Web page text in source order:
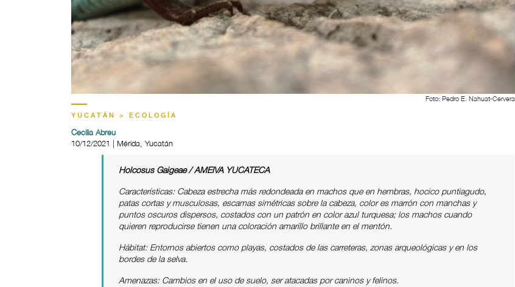
Foto: Pedro E. Nahuat-Cervera
YUCATÁN > ECOLOGÍA
Cecilia Abreu
10/12/2021 | Mérida, Yucatán
Holcosus Gaigeae / AMEIVA YUCATECA
Características: Cabeza estrecha más redondeada en machos que en hembras, hocico puntiagudo,
patas cortas y musculosas, escamas simétricas sobre la cabeza, color es marrón con manchas y
puntos oscuros dispersos, costados con un patrón en color azul turquesa; los machos cuando
quieren reproducirse tienen una coloración amarillo brillante en el mentón.
Hábitat: Entornos abiertos como playas, costados de las carreteras, zonas arqueológicas y en los
bordes de la selva.
Amenazas: Cambios en el uso de suelo, ser atacadas por caninos y felinos.